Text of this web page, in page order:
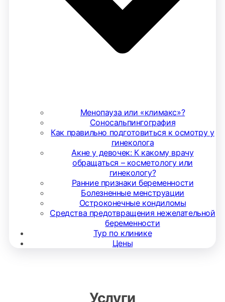
Менопауза или «климакс»?
Соносальпингография
Как правильно подготовиться к осмотру у
гинеколога
Акне у девочек: К какому врачу
обращаться – косметологу или
гинекологу?
Ранние признаки беременности
Болезненные менструации
Остроконечные кондиломы
Средства предотвращения нежелательной
беременности
Тур по клинике
Цены
Услуги